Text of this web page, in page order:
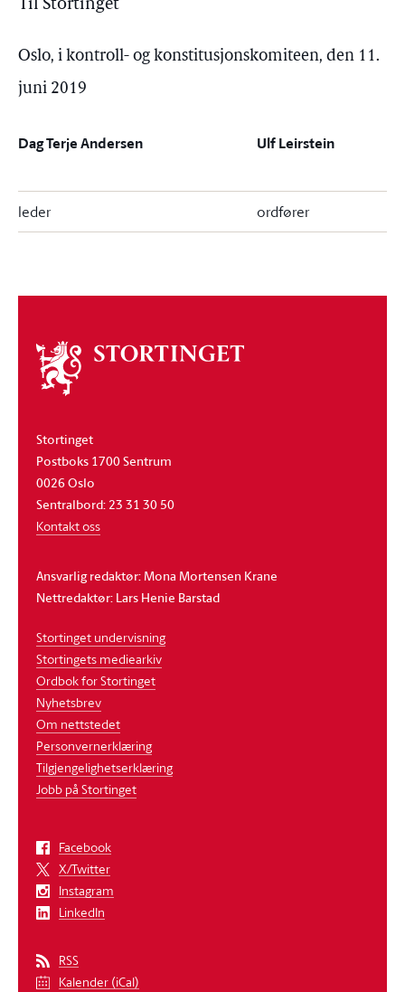
Til Stortinget
Oslo, i kontroll- og konstitusjonskomiteen, den 11.
juni 2019
Dag Terje Andersen Ulf Leirstein
leder ordfører
Om
stortinget
Stortinget
Postboks 1700 Sentrum
0026 Oslo
Sentralbord: 23 31 30 50
Kontakt oss
Ansvarlig redaktør: Mona Mortensen Krane
Nettredaktør: Lars Henie Barstad
Stortinget undervisning
Stortingets mediearkiv
Ordbok for Stortinget
Nyhetsbrev
Om nettstedet
Personvernerklæring
Tilgjengelighetserklæring
Jobb på Stortinget
Facebook
X/Twitter
Instagram
LinkedIn
RSS
Kalender (iCal)